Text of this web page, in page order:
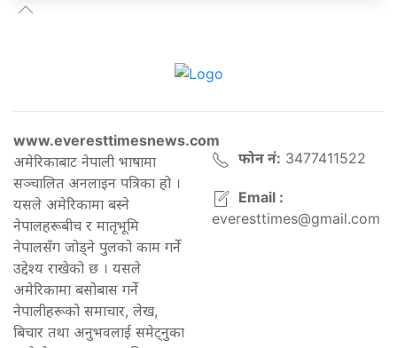
www.everesttimesnews.com
अमेरिकाबाट नेपाली भाषामा
सञ्चालित अनलाइन पत्रिका हो ।
यसले अमेरिकामा बस्ने
नेपालहरूबीच र मातृभूमि
नेपालसँग जोड्ने पुलको काम गर्ने
उद्देश्य राखेको छ । यसले
अमेरिकामा बसोबास गर्ने
नेपालीहरूको समाचार, लेख,
बिचार तथा अनुभवलाई समेट्नुका
फोन नं: 3477411522
Email :
everesttimes@gmail.com